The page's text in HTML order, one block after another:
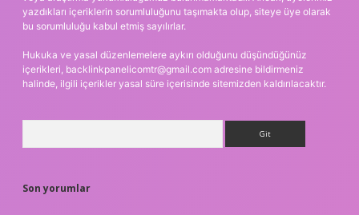
yazdıkları içeriklerin sorumluluğunu taşımakta olup, siteye üye olarak
bu sorumluluğu kabul etmiş sayılırlar.
Hukuka ve yasal düzenlemelere aykırı olduğunu düşündüğünüz
içerikleri, backlinkpanelicomtr@gmail.com adresine bildirmeniz
halinde, ilgili içerikler yasal süre içerisinde sitemizden kaldırılacaktır.
Son yorumlar